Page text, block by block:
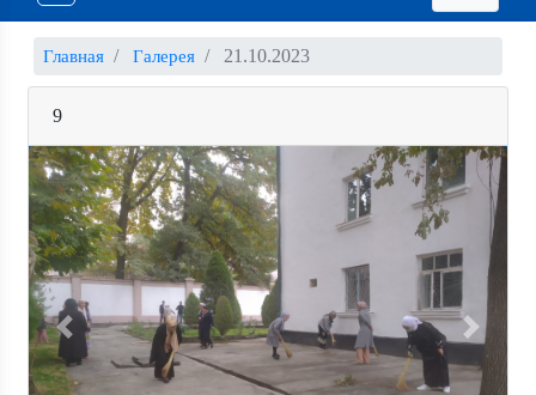
Главная Галерея 21.10.2023
9
Previous Next